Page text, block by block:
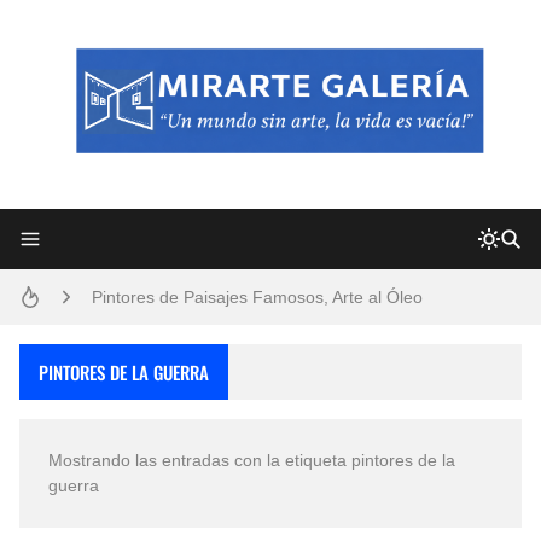
Pintores de Paisajes Famosos, Arte al Óleo
PINTORES DE LA GUERRA
Mostrando las entradas con la etiqueta pintores de la
guerra